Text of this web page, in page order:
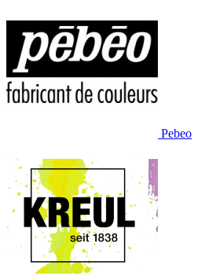
Pebeo